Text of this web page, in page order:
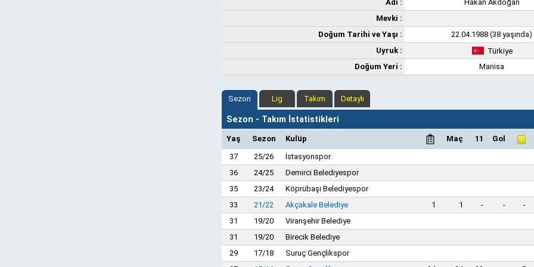
Adı :
Hakan Akdoğan
Mevki :
Doğum Tarihi ve Yaşı :
22.04.1988 (38 yaşında)
Uyruk :
Türkiye
Doğum Yeri :
Manisa
Sezon Lig Takım Detaylı
Sezon - Takım İstatistikleri
Yaş Sezon Kulüp Maç 11 Gol
37
25/26
İstasyonspor
36
24/25
Demirci Belediyespor
35
23/24
Köprübaşı Belediyespor
33
21/22 Akçakale Belediye 1 1 - - -
31
19/20
Viranşehir Belediye
31
19/20
Birecik Belediye
29
17/18
Suruç Gençlikspor